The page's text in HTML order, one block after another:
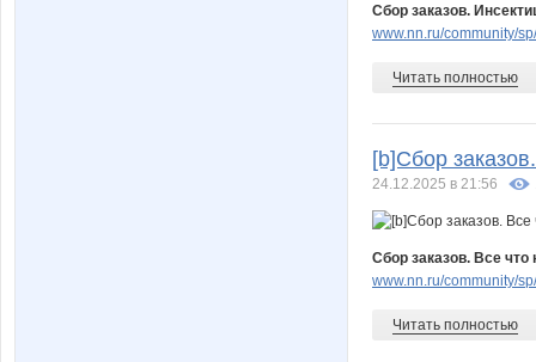
Сбор заказов.
www.nn.ru/community/
Читать полностью
[b]Сбор
24.12.2025 в 21:56
Сбор заказов. Все что
www.nn.ru/community/
Читать полностью